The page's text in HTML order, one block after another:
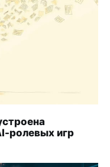
мое имя в
для меня
и будет
должна» или
найти
ролевых игр